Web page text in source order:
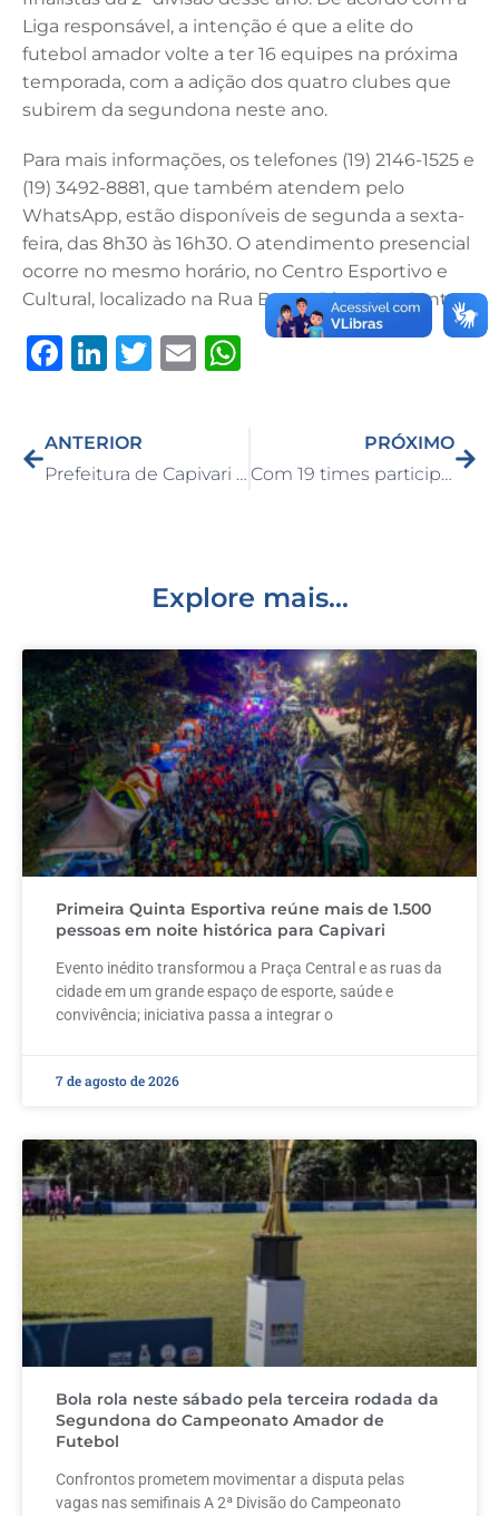
Liga responsável, a intenção é que a elite do
futebol amador volte a ter 16 equipes na próxima
temporada, com a adição dos quatro clubes que
subirem da segundona neste ano.
Para mais informações, os telefones (19) 2146-1525 e
(19) 3492-8881, que também atendem pelo
WhatsApp, estão disponíveis de segunda a sexta-
feira, das 8h30 às 16h30. O atendimento presencial
ocorre no mesmo horário, no Centro Esportivo e
Cultural, localizado na Rua Bento Dias, 294, Centro.
F
c
e
Li
k
e
T
te
E
l
s
ANTERIOR
Prefeitura de Capivari orienta usuários sobre reembolso de créditos da Zona Azul
PRÓXIMO
Com 19 times participantes, 2ª divisão do Campeonato Amador de Futebol 2026 começa neste sábado (11)
Explore mais...
Primeira Quinta Esportiva reúne mais de 1.500
pessoas em noite histórica para Capivari
Evento inédito transformou a Praça Central e as ruas da
cidade em um grande espaço de esporte, saúde e
convivência; iniciativa passa a integrar o
7 de agosto de 2026
Bola rola neste sábado pela terceira rodada da
Segundona do Campeonato Amador de
Futebol
Confrontos prometem movimentar a disputa pelas
vagas nas semifinais A 2ª Divisão do Campeonato